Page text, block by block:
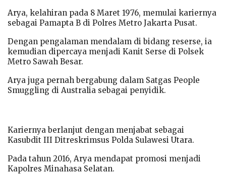
Arya, kelahiran pada 8 Maret 1976, memulai kariernya
sebagai Pamapta B di Polres Metro Jakarta Pusat.
Dengan pengalaman mendalam di bidang reserse, ia
kemudian dipercaya menjadi Kanit Serse di Polsek
Metro Sawah Besar.
Arya juga pernah bergabung dalam Satgas People
Smuggling di Australia sebagai penyidik.
Kariernya berlanjut dengan menjabat sebagai
Kasubdit III Ditreskrimsus Polda Sulawesi Utara.
Pada tahun 2016, Arya mendapat promosi menjadi
Kapolres Minahasa Selatan.